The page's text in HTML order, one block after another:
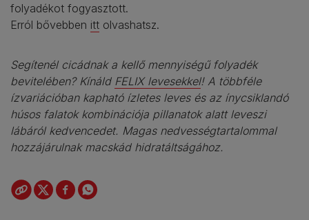
folyadékot fogyasztott.
Erról bővebben itt olvashatsz.
Segítenél cicádnak a kellő mennyiségű folyadék
bevitelében? Kínáld FELIX levesekkel! A többféle
ízvariációban kapható ízletes leves és az ínycsiklandó
húsos falatok kombinációja pillanatok alatt leveszi
lábáról kedvencedet. Magas nedvességtartalommal
hozzájárulnak macskád hidratáltságához.